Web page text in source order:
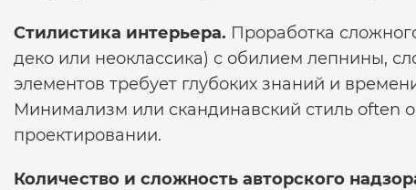
Стилистика интерьера. Проработка
деко или неоклассика) с обилием лепнины,
элементов требует глубоких знаний и
Минимализм или скандинавский стиль often
проектировании.
Количество и сложность авторского